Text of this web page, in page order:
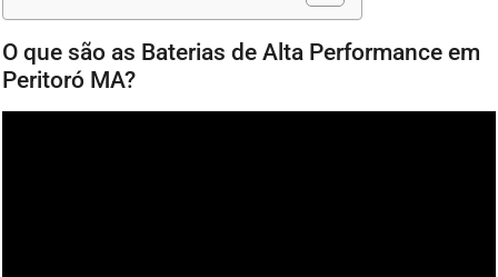
O que são as Baterias de Alta Performance em
Peritoró MA?